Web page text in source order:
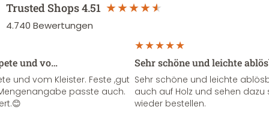
Trusted Shops4.51
4.740 Bewertungen
und vo…
und vom Kleister. Feste ,gut
passte auch.
Sehr schöne und leichte
Sehr schöne und leichte
auch auf Holz und sehen
wieder bestellen.